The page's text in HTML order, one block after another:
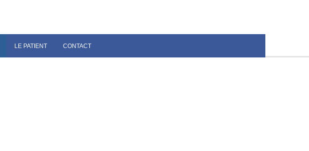
LE PATIENT CONTACT